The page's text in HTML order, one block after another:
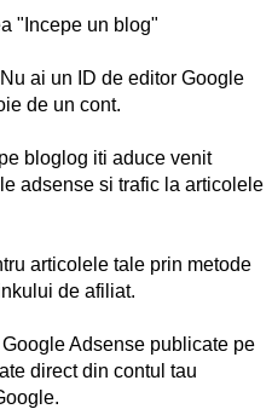
"Incepe un blog"
ai un ID de editor Google
de un cont.
bloglog iti aduce venit
adsense si trafic la articolele
articolele tale prin metode
de afiliat.
Adsense publicate pe
direct din contul tau